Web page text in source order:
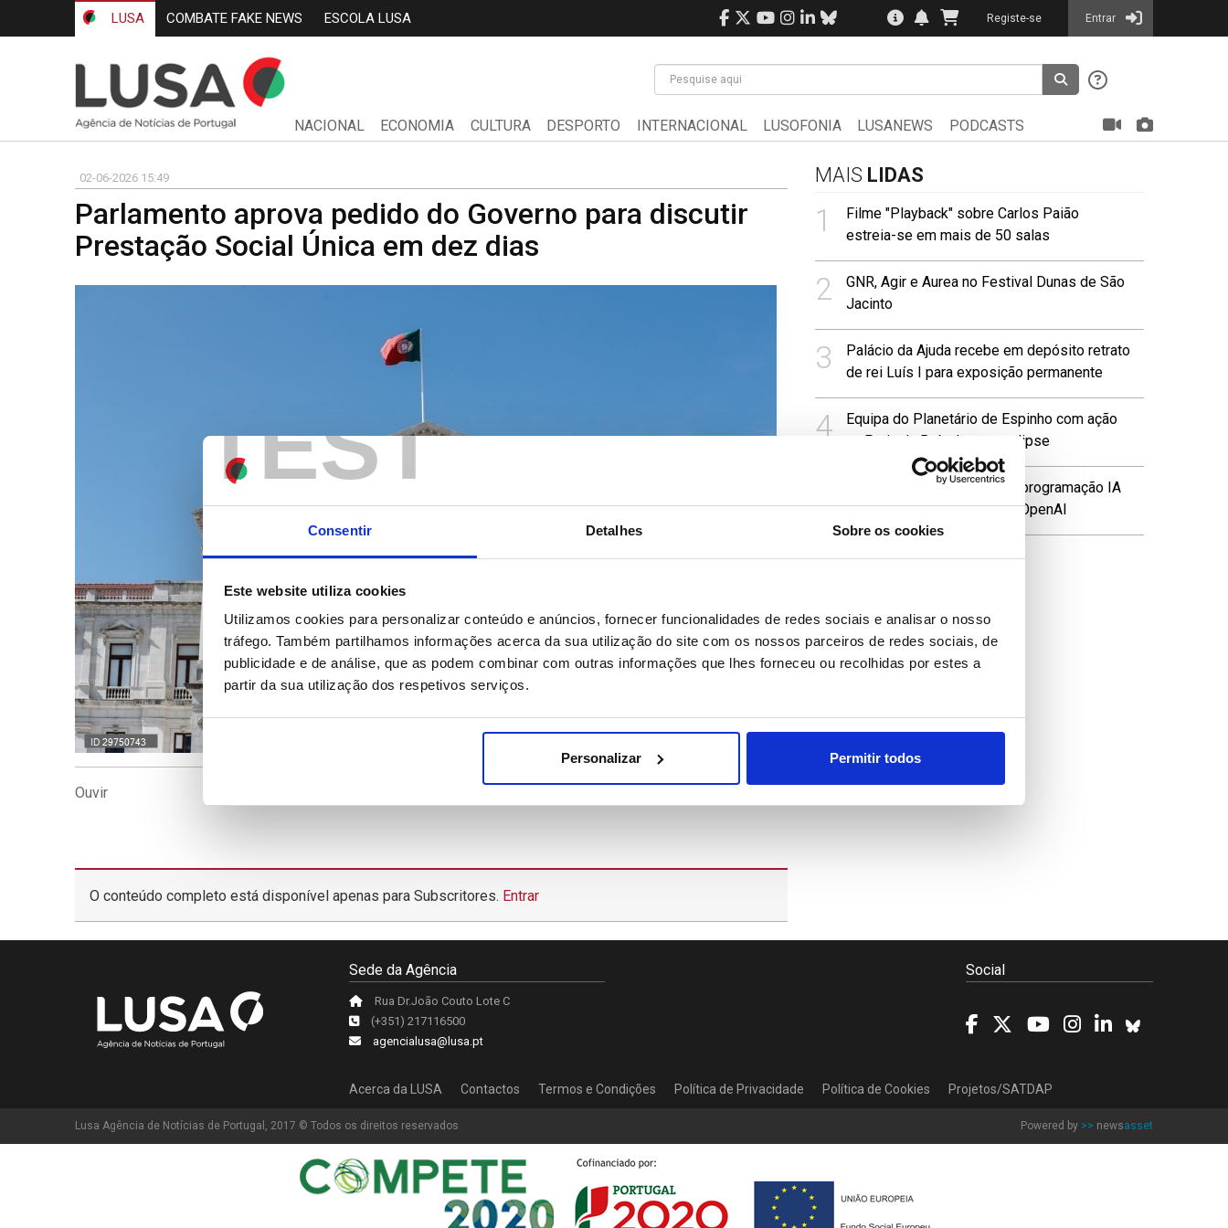
TEST
Consentir Detalhes Sobre os cookies
Este website utiliza cookies
Utilizamos cookies para personalizar conteúdo e anúncios, fornecer funcionalidades de redes sociais e analisar o nosso
tráfego. Também partilhamos informações acerca da sua utilização do site com os nossos parceiros de redes sociais, de
publicidade e de análise, que as podem combinar com outras informações que lhes forneceu ou recolhidas por estes a
partir da sua utilização dos respetivos serviços.
Personalizar Permitir todos
LUSA COMBATE FAKE NEWS ESCOLA LUSA Registe-se Entrar
NACIONAL ECONOMIA CULTURA DESPORTO INTERNACIONAL LUSOFONIA LUSANEWS PODCASTS
02-06-2026 15:49
Parlamento aprova pedido do Governo para discutir
Prestação Social Única em dez dias
Ouvir
O conteúdo completo está disponível apenas para Subscritores. Entrar
MAIS LIDAS
1
Filme "Playback" sobre Carlos Paião
estreia-se em mais de 50 salas
2
GNR, Agir e Aurea no Festival Dunas de São
Jacinto
3
Palácio da Ajuda recebe em depósito retrato
de rei Luís I para exposição permanente
4
Equipa do Planetário de Espinho com ação
na Praia da Baía durante eclipse
Meta entra em mercado da programação IA
dominado pela Anthropic e OpenAI
Sede da Agência
Rua Dr.João Couto Lote C
(+351) 217116500
agencialusa@lusa.pt
Social
Acerca da LUSA Contactos Termos e Condições Política de Privacidade Política de Cookies Projetos/SATDAP
Lusa Agência de Notícias de Portugal, 2017 © Todos os direitos reservados Powered by >> newsasset